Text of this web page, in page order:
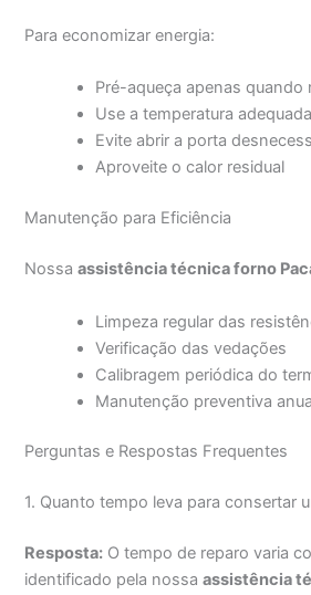
Para economizar energia:
Pré-aqueça apenas quando
Use a temperatura
Evite abrir a porta
Aproveite o calor residual
Manutenção para Eficiência
Nossaassistência técnica forno
Limpeza regular das
Verificação das vedações
Calibragem periódica do
Manutenção preventiva
Perguntas e Respostas Frequentes
1. Quanto tempo leva para consertar
Resposta: O tempo de reparo varia
identificado pela nossaassistência